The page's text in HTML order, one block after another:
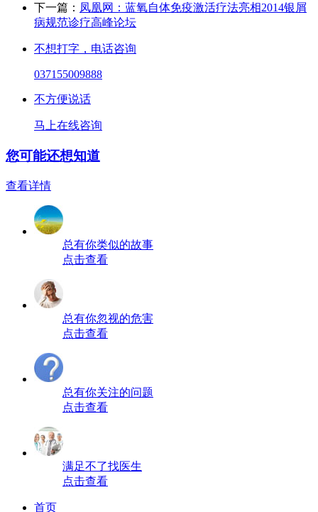
下一篇： 凤凰网：蓝氧自体免疫激活疗法亮相2014银屑
病规范诊疗高峰论坛
不想打字，电话咨询
037155009888
不方便说话
马上在线咨询
您可能还想知道
查看详情
总有你类似的故事
点击查看
总有你忽视的危害
点击查看
总有你关注的问题
点击查看
满足不了找医生
点击查看
首页